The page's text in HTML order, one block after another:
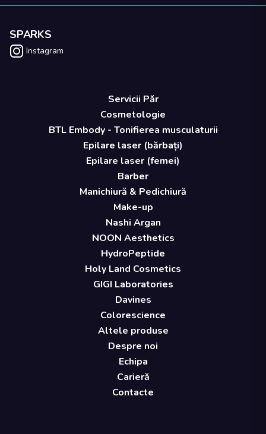
SPARKS
Instagram
Servicii Păr
Cosmetologie
BTL Embody - Tonifierea musculaturii
Epilare laser (bărbați)
Epilare laser (femei)
Barber
Manichiură & Pedichiură
Make-up
Nashi Argan
NOON Aesthetics
HydroPeptide
Holy Land Cosmetics
GIGI Laboratories
Davines
Colorescience
Altele produse
Despre noi
Echipa
Carieră
Contacte